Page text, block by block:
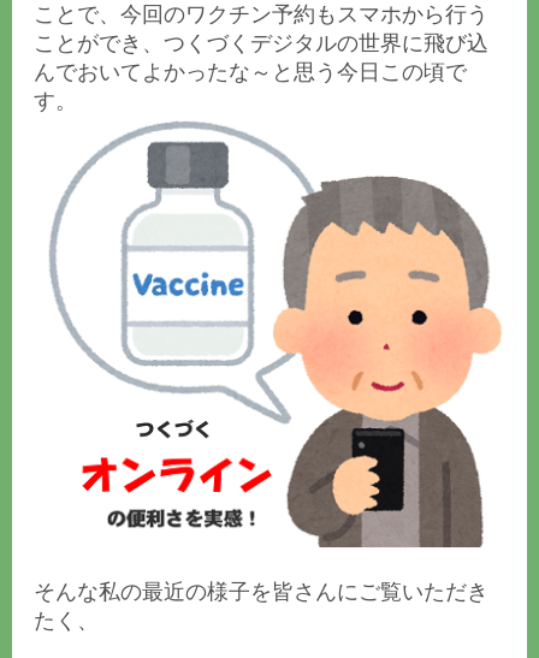
ことで、今回のワクチン予約もスマホから行う
ことができ、つくづくデジタルの世界に飛び込
んでおいてよかったな～と思う今日この頃で
す。
そんな私の最近の様子を皆さんにご覧いただき
たく、